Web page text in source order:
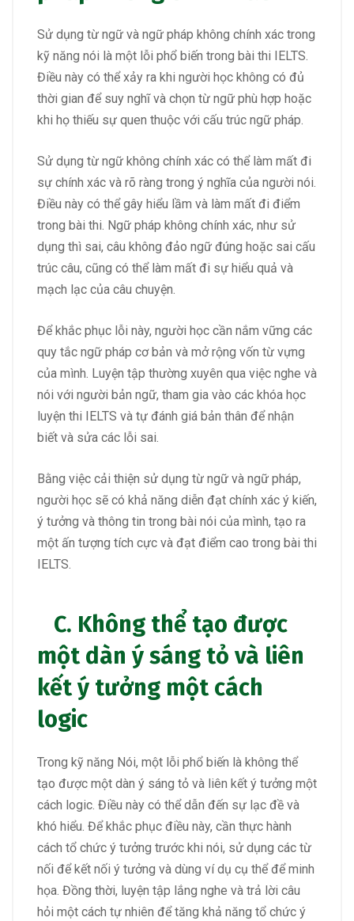
Sử dụng từ ngữ và ngữ pháp không chính xác trong
kỹ năng nói là một lỗi phổ biến trong bài thi IELTS.
Điều này có thể xảy ra khi người học không có đủ
thời gian để suy nghĩ và chọn từ ngữ phù hợp hoặc
khi họ thiếu sự quen thuộc với cấu trúc ngữ pháp.
Sử dụng từ ngữ không chính xác có thể làm mất đi
sự chính xác và rõ ràng trong ý nghĩa của người nói.
Điều này có thể gây hiểu lầm và làm mất đi điểm
trong bài thi. Ngữ pháp không chính xác, như sử
dụng thì sai, câu không đảo ngữ đúng hoặc sai cấu
trúc câu, cũng có thể làm mất đi sự hiểu quả và
mạch lạc của câu chuyện.
Để khắc phục lỗi này, người học cần nắm vững các
quy tắc ngữ pháp cơ bản và mở rộng vốn từ vựng
của mình. Luyện tập thường xuyên qua việc nghe và
nói với người bản ngữ, tham gia vào các khóa học
luyện thi IELTS và tự đánh giá bản thân để nhận
biết và sửa các lỗi sai.
Bằng việc cải thiện sử dụng từ ngữ và ngữ pháp,
người học sẽ có khả năng diễn đạt chính xác ý kiến,
ý tưởng và thông tin trong bài nói của mình, tạo ra
một ấn tượng tích cực và đạt điểm cao trong bài thi
IELTS.
C. Không thể tạo được
một dàn ý sáng tỏ và liên
kết ý tưởng một cách
logic
Trong kỹ năng Nói, một lỗi phổ biến là không thể
tạo được một dàn ý sáng tỏ và liên kết ý tưởng một
cách logic. Điều này có thể dẫn đến sự lạc đề và
khó hiểu. Để khắc phục điều này, cần thực hành
cách tổ chức ý tưởng trước khi nói, sử dụng các từ
nối để kết nối ý tưởng và dùng ví dụ cụ thể để minh
họa. Đồng thời, luyện tập lắng nghe và trả lời câu
hỏi một cách tự nhiên để tăng khả năng tổ chức ý